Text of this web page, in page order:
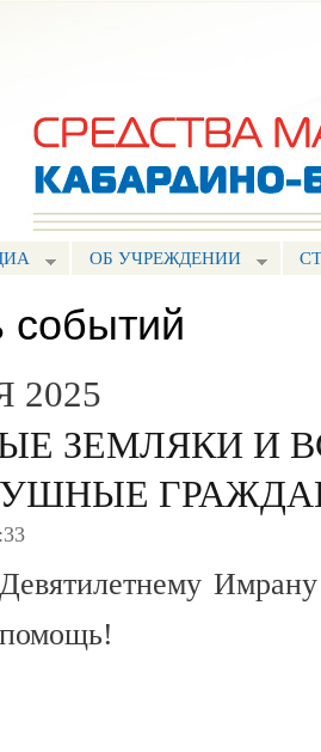
ОБ УЧРЕЖДЕНИИ
событий
2025
ЗЕМЛЯКИ И
Девятилетнему
помощь!